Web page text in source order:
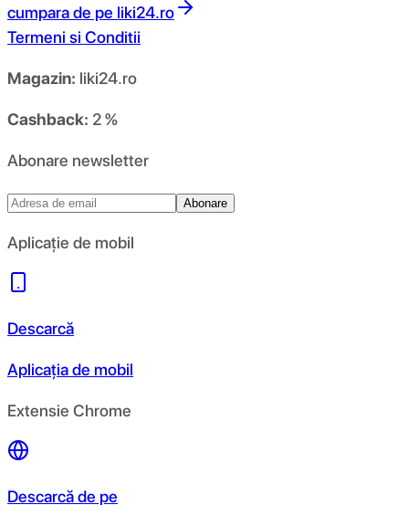
cumpara de pe liki24.ro
Termeni si Conditii
Magazin: liki24.ro
Cashback: 2 %
Abonare newsletter
Abonare
Aplicație de mobil
Descarcă
Aplicația de mobil
Extensie Chrome
Descarcă de pe